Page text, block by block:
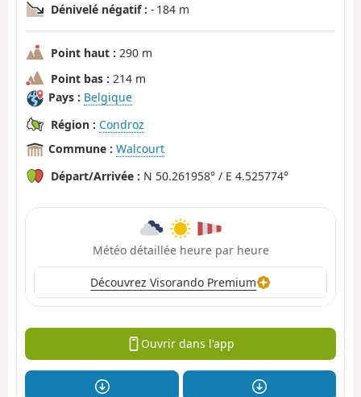
Dénivelé négatif : - 184 m
Point haut : 290 m
Point bas : 214 m
Pays : Belgique
Région : Condroz
Commune : Walcourt
Départ/Arrivée : N 50.261958° / E 4.525774°
Météo détaillée heure par heure
Découvrez Visorando Premium
Ouvrir dans l'app